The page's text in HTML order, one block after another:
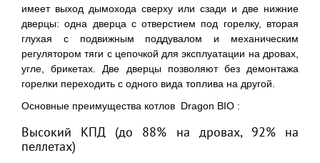
имеет выход дымохода сверху или сзади и две нижние
дверцы: одна дверца с отверстием под горелку, вторая
глухая с подвижным поддувалом и механическим
регулятором тяги с цепочкой для эксплуатации на дровах,
угле, брикетах. Две дверцы позволяют без демонтажа
горелки переходить с одного вида топлива на другой.
Основные преимущества котлов Dragon BIO :
Высокий КПД (до 88% на дровах, 92% на
пеллетах)